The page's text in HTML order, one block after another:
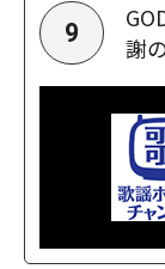
9
謝